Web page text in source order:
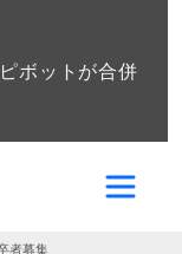
ボットが合併
者募集